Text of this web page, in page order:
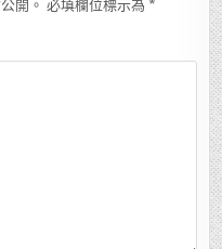
開。 必填欄位標示為 *